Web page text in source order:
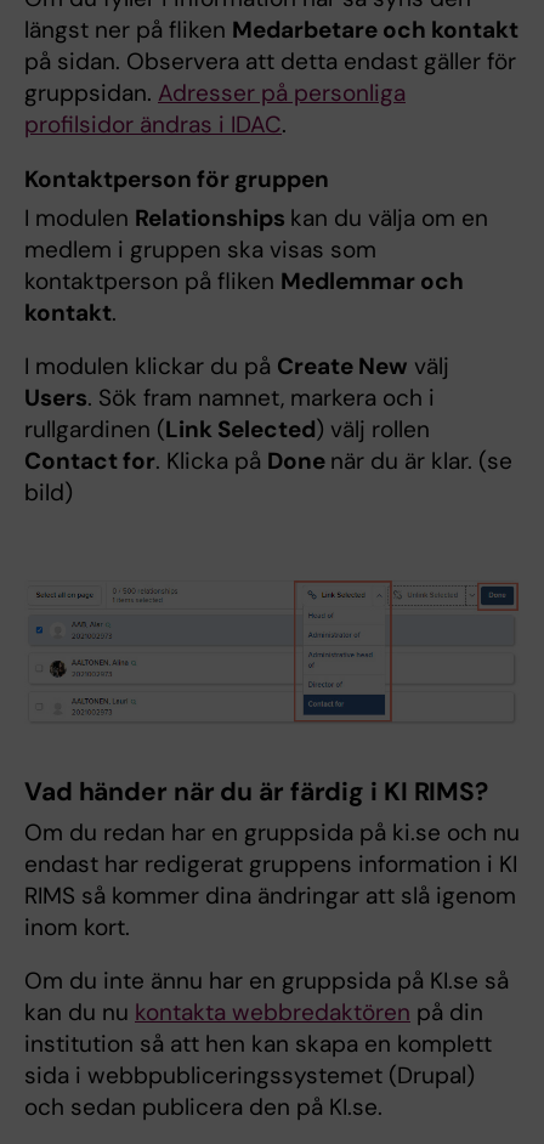
längst ner på fliken Medarbetare och kontakt
på sidan. Observera att detta endast gäller för
gruppsidan. Adresser på personliga
profilsidor ändras i IDAC.
Kontaktperson för gruppen
I modulen Relationships kan du välja om en
medlem i gruppen ska visas som
kontaktperson på fliken Medlemmar och
kontakt.
I modulen klickar du på Create New välj
Users. Sök fram namnet, markera och i
rullgardinen (Link Selected) välj rollen
Contact for. Klicka på Done när du är klar. (se
bild)
Vad händer när du är färdig i KI RIMS?
Om du redan har en gruppsida på ki.se och nu
endast har redigerat gruppens information i KI
RIMS så kommer dina ändringar att slå igenom
inom kort.
Om du inte ännu har en gruppsida på KI.se så
kan du nu kontakta webbredaktören på din
institution så att hen kan skapa en komplett
sida i webbpubliceringssystemet (Drupal)
och sedan publicera den på KI.se.